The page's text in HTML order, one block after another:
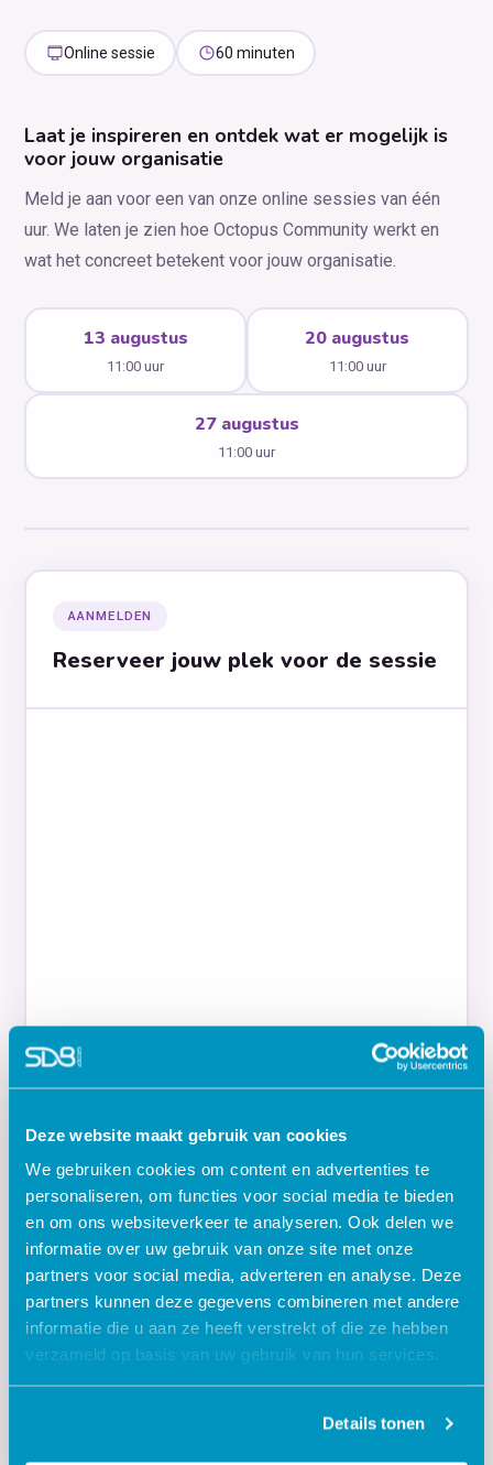
Deze website maakt gebruik van cookies
We gebruiken cookies om content en advertenties te
personaliseren, om functies voor social media te bieden
en om ons websiteverkeer te analyseren. Ook delen we
informatie over uw gebruik van onze site met onze
partners voor social media, adverteren en analyse. Deze
partners kunnen deze gegevens combineren met andere
informatie die u aan ze heeft verstrekt of die ze hebben
verzameld op basis van uw gebruik van hun services.
Details tonen
Online sessie 60 minuten
Laat je inspireren en ontdek wat er mogelijk is
voor jouw organisatie
Meld je aan voor een van onze online sessies van één
uur. We laten je zien hoe Octopus Community werkt en
wat het concreet betekent voor jouw organisatie.
13 augustus
11:00 uur
20 augustus
11:00 uur
27 augustus
11:00 uur
AANMELDEN
Reserveer jouw plek voor de sessie